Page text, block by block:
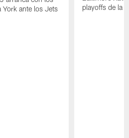
York ante los Jets
playoffs de la